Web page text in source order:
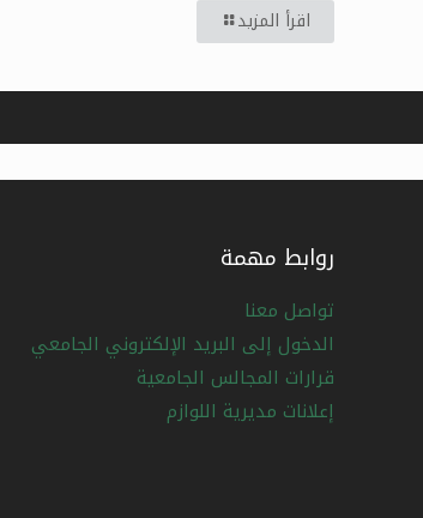
اقرأ المزيد
روابط مهمة
تواصل معنا
الدخول إلى البريد الإلكتروني الجامعي
قرارات المجالس الجامعية
إعلانات مديرية اللوازم